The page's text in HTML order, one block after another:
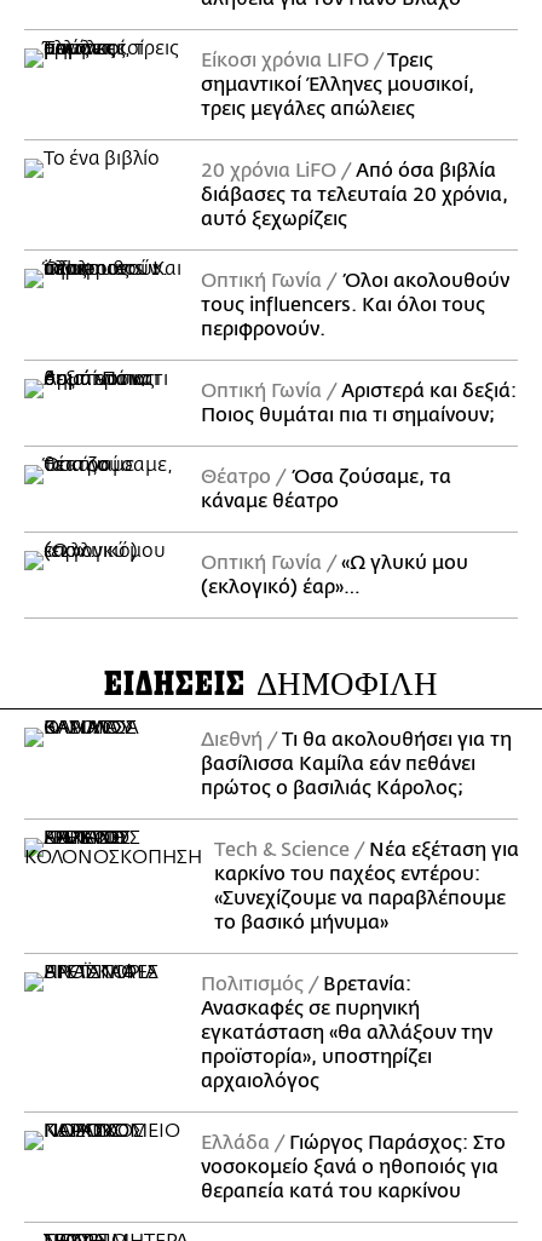
Είκοσι χρόνια LIFO
Tρεις
σημαντικοί Έλληνες μουσικοί,
τρεις μεγάλες απώλειες
20 χρόνια LiFO
Από όσα βιβλία
διάβασες τα τελευταία 20 χρόνια,
αυτό ξεχωρίζεις
Οπτική Γωνία
Όλοι ακολουθούν
τους influencers. Και όλοι τους
περιφρονούν.
Οπτική Γωνία
Αριστερά και δεξιά:
Ποιος θυμάται πια τι σημαίνουν;
Θέατρο
Όσα ζούσαμε, τα
κάναμε θέατρο
Οπτική Γωνία
«Ω γλυκύ μου
(εκλογικό) έαρ»…
ΕΙΔΗΣΕΙΣ ΔΗΜΟΦΙΛΗ
Διεθνή
Τι θα ακολουθήσει για τη
βασίλισσα Καμίλα εάν πεθάνει
πρώτος ο βασιλιάς Κάρολος;
Τech & Science
Νέα εξέταση για
καρκίνο του παχέος εντέρου:
«Συνεχίζουμε να παραβλέπουμε
το βασικό μήνυμα»
Πολιτισμός
Βρετανία:
Ανασκαφές σε πυρηνική
εγκατάσταση «θα αλλάξουν την
προϊστορία», υποστηρίζει
αρχαιολόγος
Ελλάδα
Γιώργος Παράσχος: Στο
νοσοκομείο ξανά ο ηθοποιός για
θεραπεία κατά του καρκίνου